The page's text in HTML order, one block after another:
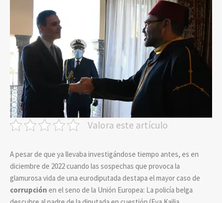
Valora este artículo
A pesar de que ya llevaba investigándose tiempo antes, es en
diciembre de 2022 cuando las sospechas que provoca la
glamurosa vida de una eurodiputada destapa el mayor caso de
corrupción en el seno de la Unión Europea: La policía belga